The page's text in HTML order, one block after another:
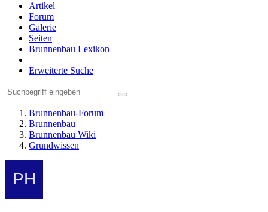
Artikel
Forum
Galerie
Seiten
Brunnenbau Lexikon
Erweiterte Suche
Brunnenbau-Forum
Brunnenbau
Brunnenbau Wiki
Grundwissen